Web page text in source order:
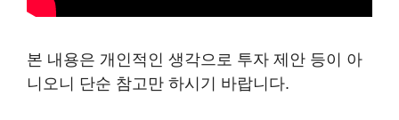
본 내용은 개인적인 생각으로 투자 제안 등이 아
니오니 단순 참고만 하시기 바랍니다.